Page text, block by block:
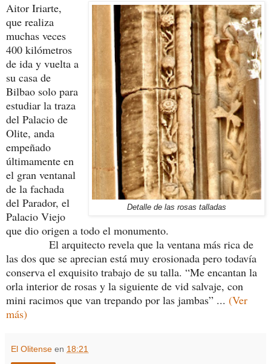
Detalle de las rosas talladas
Aitor Iriarte,
que realiza
muchas veces
400 kilómetros
de ida y vuelta a
su casa de
Bilbao solo para
estudiar la traza
del Palacio de
Olite, anda
empeñado
últimamente en
el gran ventanal
de la fachada
del Parador, el
Palacio Viejo
que dio origen a todo el monumento.
El arquitecto revela que la ventana más rica de
las dos que se aprecian está muy erosionada pero todavía
conserva el exquisito trabajo de su talla. “Me encantan la
orla interior de rosas y la siguiente de vid salvaje, con
mini racimos que van trepando por las jambas” ... (Ver
más)
El Olitense en 18:21